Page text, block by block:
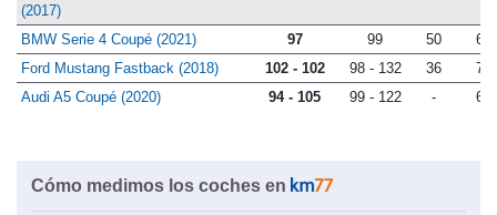
(2017)
BMW Serie 4 Coupé (2021) 97 99 50
67
Ford Mustang Fastback (2018)
102 - 102 98 - 132 36
78
Audi A5 Coupé (2020)
94 - 105 99 - 122 - 69
Cómo medimos los coches en